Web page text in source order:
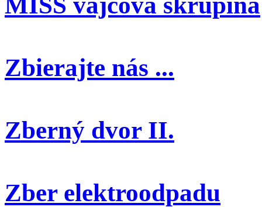
Zbierajte nás ...
Zberný dvor II.
Zber elektroodpadu